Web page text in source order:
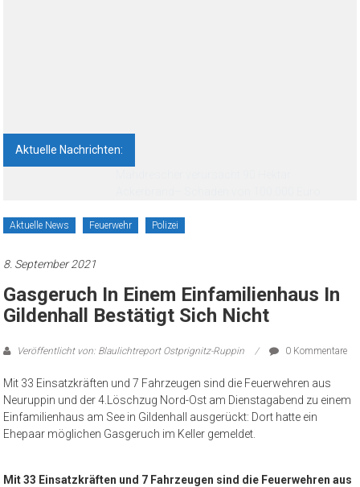
Aktuelle Nachrichten:
Aktuelle News Feuerwehr Polizei
8. September 2021
Gasgeruch In Einem Einfamilienhaus In
Gildenhall Bestätigt Sich Nicht
Veröffentlicht von: Blaulichtreport Ostprignitz-Ruppin 0 Kommentare
Mit 33 Einsatzkräften und 7 Fahrzeugen sind die Feuerwehren aus
Neuruppin und der 4.Löschzug Nord-Ost am Dienstagabend zu einem
Einfamilienhaus am See in Gildenhall ausgerückt: Dort hatte ein
Ehepaar möglichen Gasgeruch im Keller gemeldet.
Mit 33 Einsatzkräften und 7 Fahrzeugen sind die Feuerwehren aus